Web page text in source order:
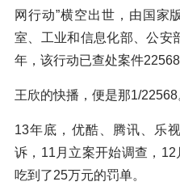
网行动”横空出世，由国家
室、工业和信息化部、公安
年，该行动已查处案件22568
王欣的快播，便是那1/22568
13年底，优酷、腾讯、乐
诉，11月立案开始调查，
吃到了25万元的罚单。